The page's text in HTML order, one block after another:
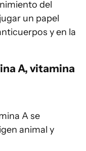
del
un papel
y en la
A, vitamina
A se
animal y